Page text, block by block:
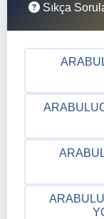
Sıkça